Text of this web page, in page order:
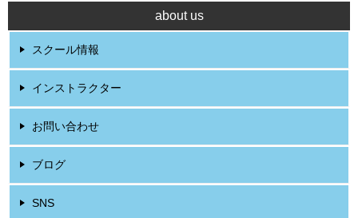
about us
スクール情報
インストラクター
お問い合わせ
ブログ
SNS